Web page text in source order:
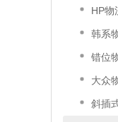
HP物
韩系
错位
大众
斜插